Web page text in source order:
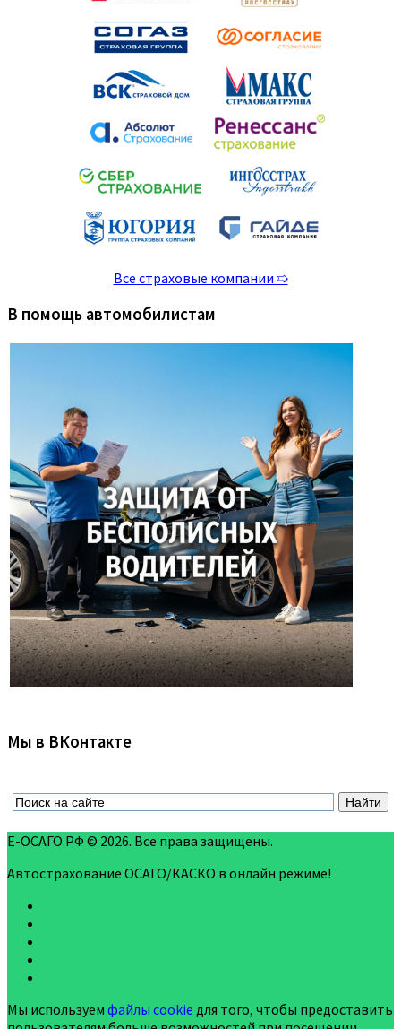
Все страховые компании ➯
В помощь автомобилистам
Мы в ВКонтакте
Е-ОСАГО.РФ © 2026. Все права защищены.
Автострахование ОСАГО/КАСКО в онлайн режиме!
Мы используем файлы cookie для того, чтобы предоставить